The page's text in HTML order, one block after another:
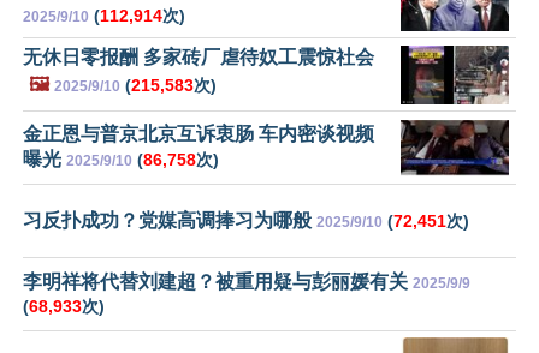
2025/9/10 (112,914次)
无休日零报酬 多家砖厂虐待奴工震惊社会
🖼️ 2025/9/10 (215,583次)
金正恩与普京北京互诉衷肠 车内密谈视频
曝光 2025/9/10 (86,758次)
习反扑成功？党媒高调捧习为哪般 2025/9/10 (72,451次)
李明祥将代替刘建超？被重用疑与彭丽媛有关 2025/9/9
(68,933次)